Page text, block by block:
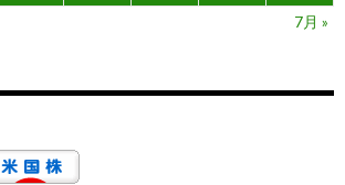
7月 »